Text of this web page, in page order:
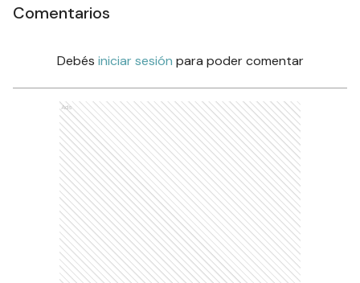
Comentarios
Debés iniciar sesión para poder comentar
Ads